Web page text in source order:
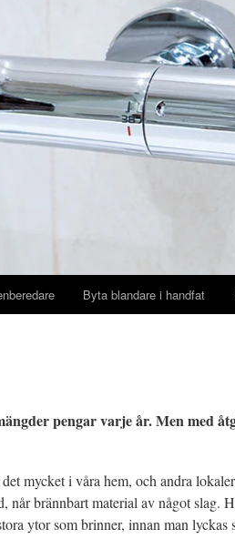
Byta blandare i handfat
pengar varje år. Men med
mycket i våra hem, och andra
når brännbart material av något slag.
ytor som brinner, innan man lyckas